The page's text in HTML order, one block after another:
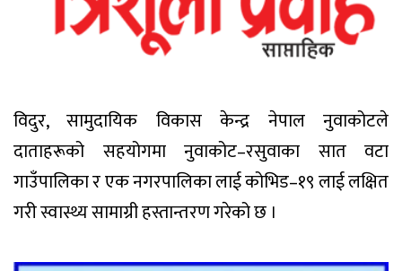
विदुर, सामुदायिक विकास केन्द्र नेपाल नुवाकोटले
दाताहरूको सहयोगमा नुवाकोट–रसुवाका सात वटा
गाउँपालिका र एक नगरपालिका लाई कोभिड–१९ लाई लक्षित
गरी स्वास्थ्य सामाग्री हस्तान्तरण गरेको छ ।